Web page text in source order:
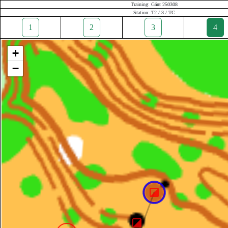
Training: Gánt 250308
Station: T2 / 3 / TC
1 2 3 4
+
−